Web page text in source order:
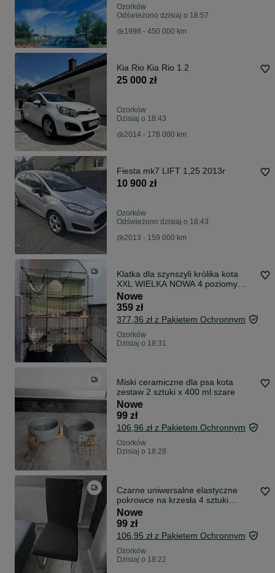
Ozorków
Odświeżono dzisiaj o 18:57
1998 - 450 000 km
Kia Rio Kia Rio 1.2
25 000 zł
Ozorków
Dzisiaj o 18:43
2014 - 178 000 km
Fiesta mk7 LIFT 1,25 2013r
10 900 zł
Ozorków
Odświeżono dzisiaj o 18:43
2013 - 159 000 km
Klatka dla szynszyli królika kota
XXL WIELKA NOWA 4 poziomy
czarna
Nowe
359 zł
377,36 zł z Pakietem Ochronnym
Ozorków
Dzisiaj o 18:31
Miski ceramiczne dla psa kota
zestaw 2 sztuki x 400 ml szare
Nowe
99 zł
106,96 zł z Pakietem Ochronnym
Ozorków
Dzisiaj o 18:28
Czarne uniwersalne elastyczne
pokrowce na krzesła 4 sztuki
komplet
Nowe
99 zł
106,95 zł z Pakietem Ochronnym
Ozorków
Dzisiaj o 18:22